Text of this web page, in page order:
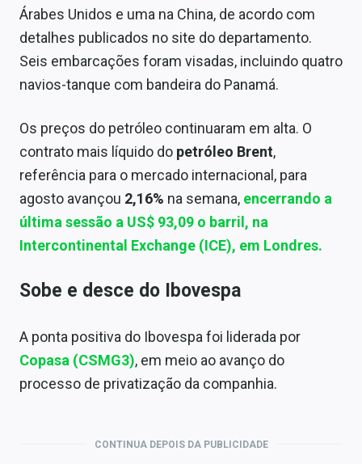
Árabes Unidos e uma na China, de acordo com
detalhes publicados no site do departamento.
Seis embarcações foram visadas, incluindo quatro
navios-tanque com bandeira do Panamá.
Os preços do petróleo continuaram em alta. O
contrato mais líquido do petróleo Brent,
referência para o mercado internacional, para
agosto avançou 2,16% na semana, encerrando a
última sessão a US$ 93,09 o barril, na
Intercontinental Exchange (ICE), em Londres.
Sobe e desce do Ibovespa
A ponta positiva do Ibovespa foi liderada por
Copasa (CSMG3), em meio ao avanço do
processo de privatização da companhia.
CONTINUA DEPOIS DA PUBLICIDADE